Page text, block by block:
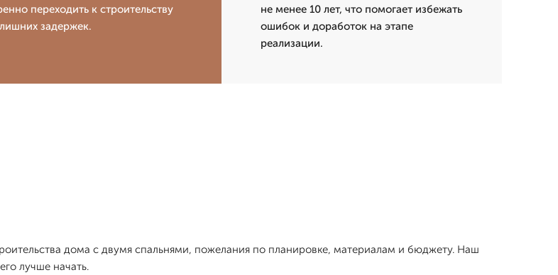
переходить к строительству
задержек.
не менее 10 лет, что помогает избежать
ошибок и доработок на этапе
реализации.
дома с двумя спальнями, пожелания по планировке, материалам и бюджету. Наш
лучше начать.